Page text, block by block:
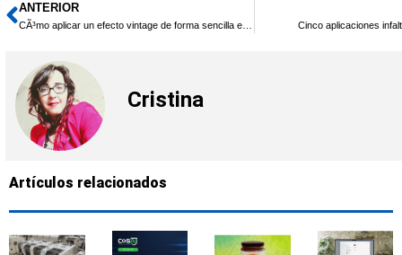
Ant
ANTERIOR
CÃ³mo aplicar un efecto vintage de forma sencilla en Photoshop Cinco aplicaciones
Cristina
Artículos relacionados